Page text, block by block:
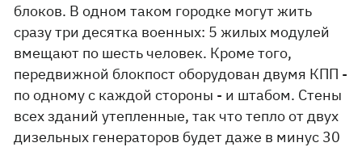
блоков. В одном таком городке могут жить
сразу три десятка военных: 5 жилых модулей
вмещают по шесть человек. Кроме того,
передвижной блокпост оборудован двумя КПП -
по одному с каждой стороны - и штабом. Стены
всех зданий утепленные, так что тепло от двух
дизельных генераторов будет даже в минус 30